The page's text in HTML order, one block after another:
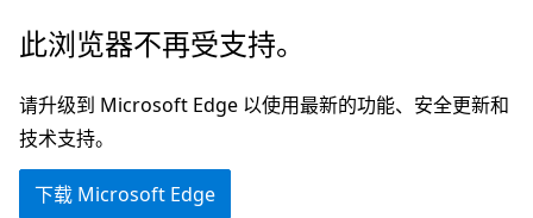
跳
主
要
内
此浏览器不再受支持。
请升级到 Microsoft Edge 以使用最新的功能、安全更新和
技术支持。
下载 Microsoft Edge